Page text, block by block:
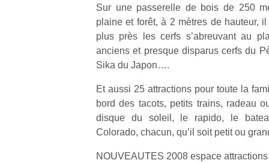
Sur une passerelle de bois de 250
plaine et forêt, à 2 mètres de hauteur,
plus près les cerfs s’abreuvant au
anciens et presque disparus cerfs du
Sika du Japon….
Et aussi 25 attractions pour toute la
bord des tacots, petits trains, radeau
disque du soleil, le rapido, le
Colorado, chacun, qu’il soit petit ou
NOUVEAUTES 2008 espace attractions
à
…